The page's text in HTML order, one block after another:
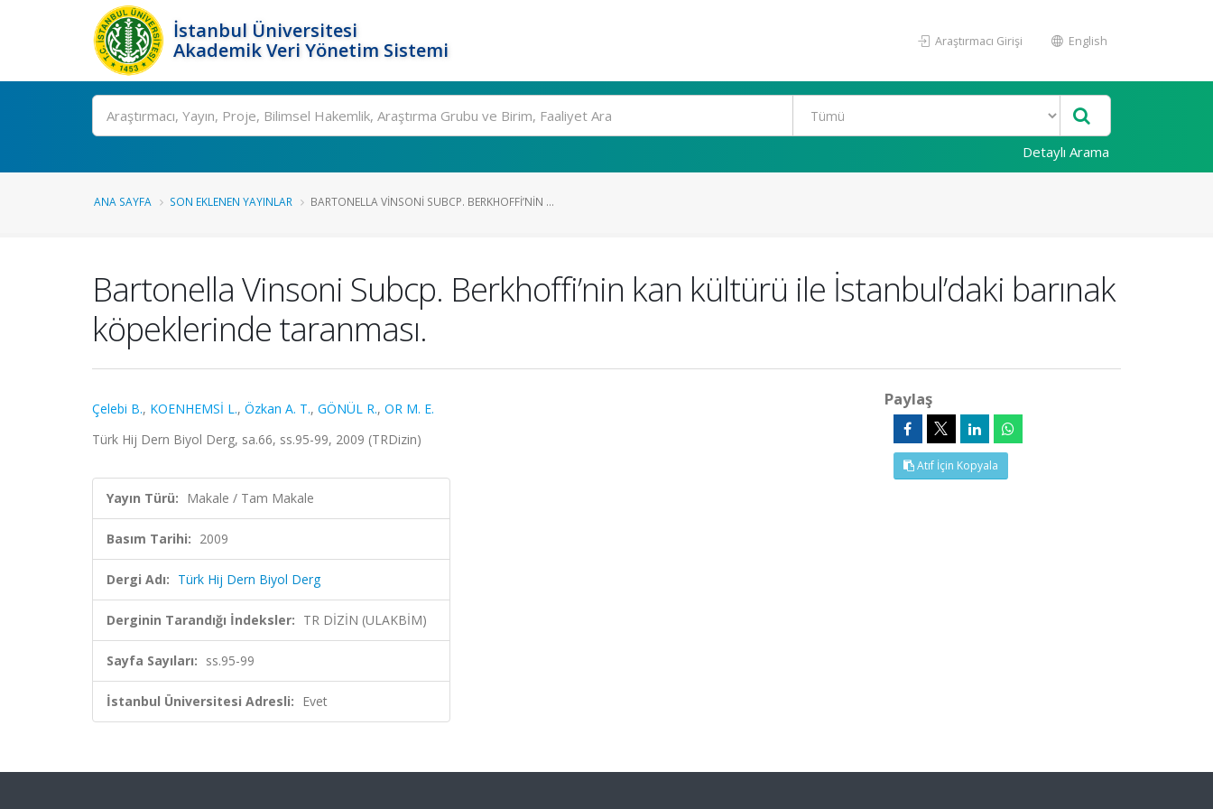
İstanbul Üniversitesi
Akademik Veri Yönetim Sistemi
Araştırmacı Girişi English
Ara
Detaylı Arama
ANA SAYFA SON EKLENEN YAYINLAR BARTONELLA VINSONI SUBCP. BERKHOFFI’NIN ...
Bartonella Vinsoni Subcp. Berkhoffi’nin kan kültürü ile İstanbul’daki barınak
köpeklerinde taranması.
Çelebi B., KOENHEMSİ L., Özkan A. T., GÖNÜL R., OR M. E.
Türk Hij Dern Biyol Derg, sa.66, ss.95-99, 2009 (TRDizin)
Yayın Türü: Makale / Tam Makale
Basım Tarihi: 2009
Dergi Adı: Türk Hij Dern Biyol Derg
Derginin Tarandığı İndeksler: TR DİZİN (ULAKBİM)
Sayfa Sayıları: ss.95-99
İstanbul Üniversitesi Adresli: Evet
Paylaş
Atıf İçin Kopyala